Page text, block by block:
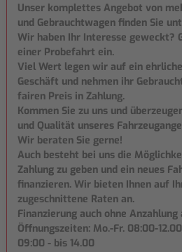
Unser komplettes Angebot von
und Gebrauchtwagen finden Sie
Wir haben Ihr Interesse geweckt?
einer Probefahrt ein.
Viel Wert legen wir auf ein
Geschäft und nehmen ihr
fairen Preis in Zahlung.
Kommen Sie zu uns und
und Qualität unseres
Wir beraten Sie gerne!
Auch besteht bei uns die
Zahlung zu geben und ein neues
finanzieren. Wir bieten Ihnen auf
zugeschnittene Raten an.
Finanzierung auch ohne
Öffnungszeiten: Mo.-Fr. 08:00-
09:00 - bis 14.00